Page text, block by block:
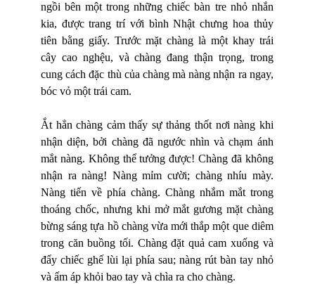
ngồi bên một trong những chiếc bàn tre nhỏ nhắn
kia, được trang trí với bình Nhật chưng hoa thủy
tiên bằng giấy. Trước mặt chàng là một khay trái
cây cao nghệu, và chàng đang thận trọng, trong
cung cách đặc thù của chàng mà nàng nhận ra ngay,
bóc vỏ một trái cam.
Ắt hẳn chàng cảm thấy sự thảng thốt nơi nàng khi
nhận diện, bởi chàng đã ngước nhìn và chạm ánh
mắt nàng. Không thể tưởng được! Chàng đã không
nhận ra nàng! Nàng mỉm cười; chàng nhíu mày.
Nàng tiến về phía chàng. Chàng nhắm mắt trong
thoáng chốc, nhưng khi mở mắt gương mặt chàng
bừng sáng tựa hồ chàng vừa mới thắp một que diêm
trong căn buồng tối. Chàng đặt quả cam xuống và
đẩy chiếc ghế lùi lại phía sau; nàng rút bàn tay nhỏ
và ấm áp khỏi bao tay và chìa ra cho chàng.